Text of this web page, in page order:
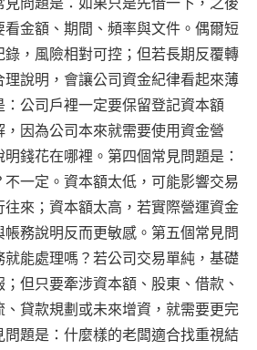
金額、期間、頻率與文件。偶爾短
，風險相對可控；但若長期反覆轉
說明，會讓公司資金紀律看起來薄
公司戶裡一定要保留登記資本額
因為公司本來就需要使用資金營
錢花在哪裡。第四個常見問題是：
一定。資本額太低，可能影響交易
來；資本額太高，若實際營運資金
務說明反而更敏感。第五個常見問
能處理嗎？若公司交易單純，基礎
但只要牽涉資本額、股東、借款、
貸款規劃或未來增資，就需要更完
題是：什麼樣的老闆適合找重視結